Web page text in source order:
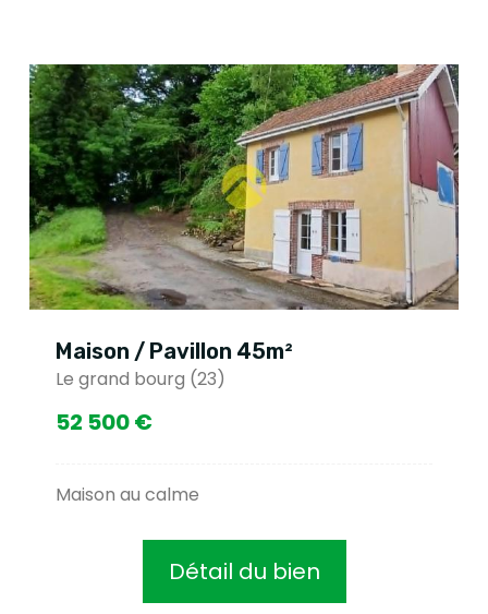
Maison / Pavillon 45m²
Le grand bourg (23)
52 500 €
Maison au calme
Détail du bien